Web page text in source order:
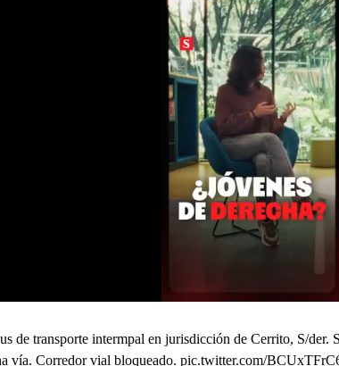
de transporte intermpal en jurisdicción de Cerrito, S/
vía. Corredor vial bloqueado. pic.twitter.com/